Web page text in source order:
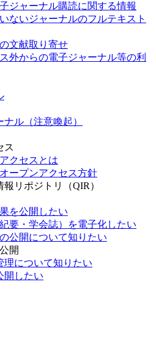
ジャーナル購読に関する情報
ないジャーナルのフルテキスト
文献取り寄せ
外からの電子ジャーナル等の利
ル（注意喚起）
ス
クセスとは
ープンアクセス方針
リポジトリ（QIR）
を公開したい
要・学会誌）を電子化したい
公開について知りたい
開
理について知りたい
開したい